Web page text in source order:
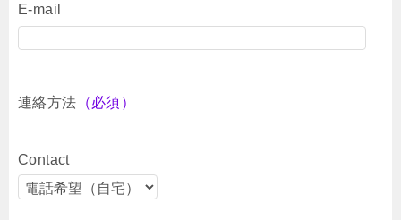
E-mail
連絡方法 （必須）
Contact